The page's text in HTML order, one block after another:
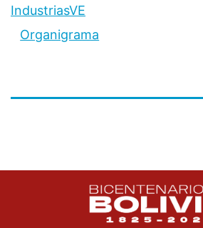
IndustriasVE
Organigrama